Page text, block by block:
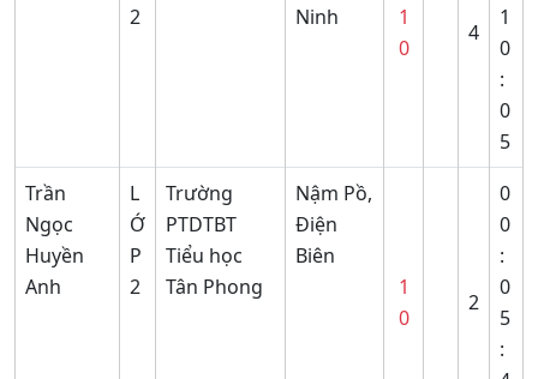
2
Ninh
1
0
4
1
0
:
0
5
Trần
Ngọc
Huyền
Anh
L
Ớ
P
2
Trường
PTDTBT
Tiểu học
Tân Phong
Nậm Pồ,
Điện
Biên
1
0
2
0
0
:
0
5
: